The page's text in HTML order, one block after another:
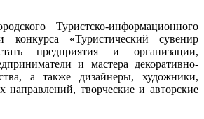
Туристско-информационного
конкурса «Туристический сувенир
предприятия и организации,
и мастера декоративно-
а также дизайнеры, художники,
направлений, творческие и авторские